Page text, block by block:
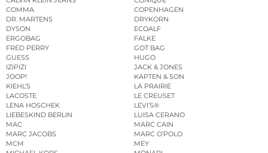
COMMA
COPENHAGEN
DR. MARTENS
DRYKORN
DYSON
ECOALF
ERGOBAG
FALKE
FRED PERRY
GOT BAG
GUESS
HUGO
IZIPIZI
JACK & JONES
JOOP!
KAPTEN & SON
KIEHL’S
LA PRAIRIE
LACOSTE
LE CREUSET
LENA HOSCHEK
LEVI’S®
LIEBESKIND BERLIN
LUISA CERANO
MAC
MARC CAIN
MARC JACOBS
MARC O’POLO
MCM
MEY